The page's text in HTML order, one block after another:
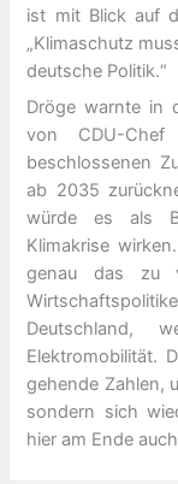
ist mit Blick auf
„Klimaschutz
deutsche Politik.“
Dröge warnte in
von CDU-
beschlossenen
ab 2035
würde es als
Klimakrise
genau das zu
Deutschland,
Elektromobilität.
gehende Zahlen,
sondern sich
hier am Ende